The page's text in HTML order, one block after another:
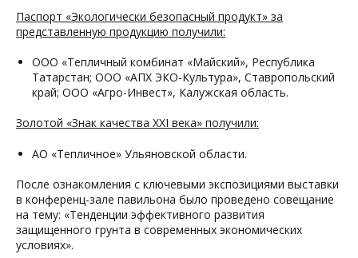
Паспорт «Экологически безопасный продукт» за
представленную продукцию получили:
ООО «Тепличный комбинат «Майский», Республика
Татарстан; ООО «АПХ ЭКО-Культура», Ставропольский
край; ООО «Агро-Инвест», Калужская область.
Золотой «Знак качества XXI века» получили:
АО «Тепличное» Ульяновской области.
После ознакомления с ключевыми экспозициями выставки
в конференц-зале павильона было проведено совещание
на тему: «Тенденции эффективного развития
защищенного грунта в современных экономических
условиях».